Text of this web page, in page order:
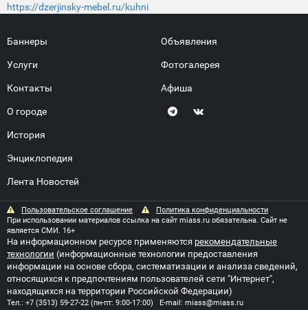
https://dzerjinsky-mebel.ru/kuhni
Баннеры
Услуги
Контакты
О городе
История
Энциклопедия
Лента Новостей
Объявления
Фотогалерея
Афиша
Пользовательское соглашение
Политика конфиденциальности
При использовании материалов ссылка на сайт miass.ru обязательна. Сайт не
является СМИ. 16+
На информационном ресурсе применяются рекомендательные
технологии (информационные технологии предоставления
информации на основе сбора, систематизации и анализа сведений,
относящихся к предпочтениям пользователей сети "Интернет",
находящихся на территории Российской Федерации)
Тел.: +7 (3513) 59-27-22 (пн-пт: 9:00-17:00) E-mail: miass@miass.ru